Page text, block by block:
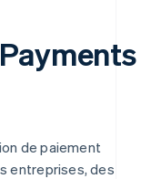
de paiement
entreprises, des